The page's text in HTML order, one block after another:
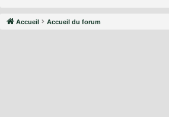
Accueil Accueil du forum